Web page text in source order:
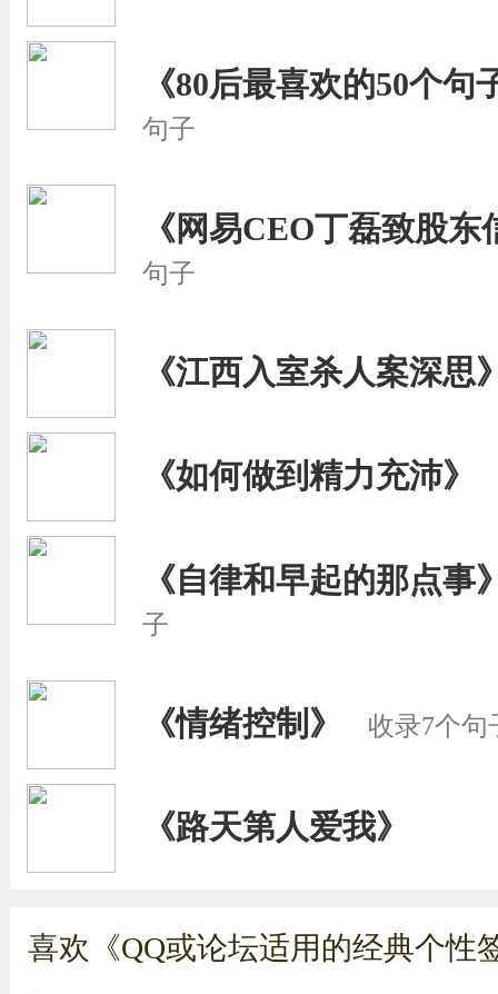
《80后最喜欢的50个句
句子
《网易CEO丁磊致股东
句子
《江西入室杀人案深思
《如何做到精力充沛》
《自律和早起的那点事
子
《情绪控制》 收录7个句
《路天第人爱我》
喜欢《QQ或论坛适用的经典个性